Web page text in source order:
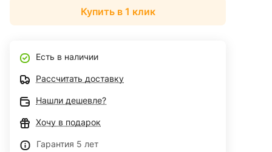
Купить в 1 клик
Есть в наличии
Рассчитать доставку
Нашли дешевле?
Хочу в подарок
Гарантия 5 лет